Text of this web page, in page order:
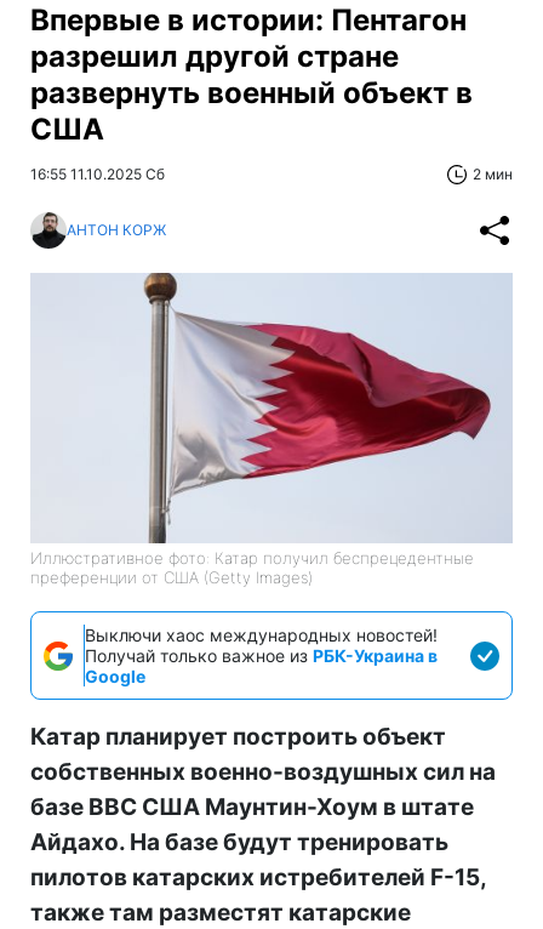
Впервые в истории: Пентагон
разрешил другой стране
развернуть военный объект в
США
16:55 11.10.2025 Сб 2 мин
АНТОН КОРЖ
Иллюстративное фото: Катар получил беспрецедентные
преференции от США (Getty Images)
Выключи хаос международных новостей!
Получай только важное из РБК-Украина в
Google
Катар планирует построить объект
собственных военно-воздушных сил на
базе ВВС США Маунтин-Хоум в штате
Айдахо. На базе будут тренировать
пилотов катарских истребителей F-15,
также там разместят катарские